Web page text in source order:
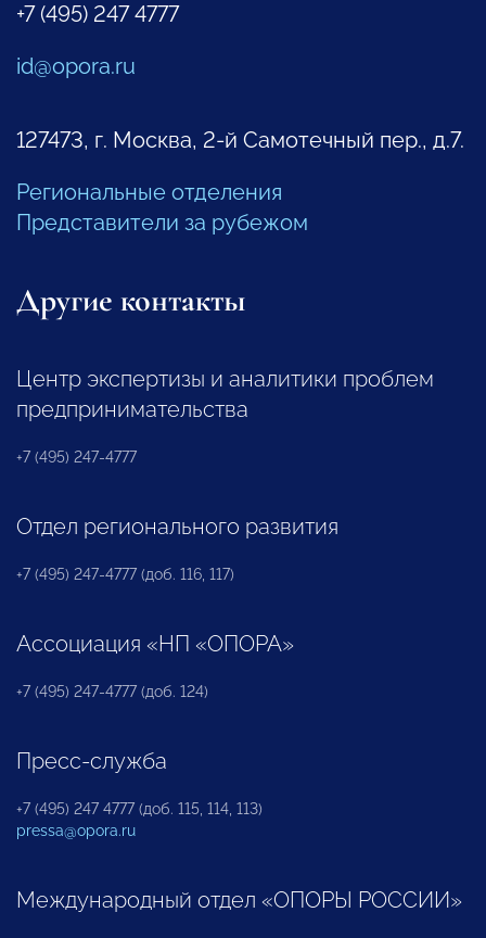
+7 (495) 247 4777
id@opora.ru
127473, г. Москва, 2-й Самотечный пер., д.7.
Региональные отделения
Представители за рубежом
Другие контакты
Центр экспертизы и аналитики проблем
предпринимательства
+7 (495) 247-4777
Отдел регионального развития
+7 (495) 247-4777 (доб. 116, 117)
Ассоциация «НП «ОПОРА»
+7 (495) 247-4777 (доб. 124)
Пресс-служба
+7 (495) 247 4777 (доб. 115, 114, 113)
pressa@opora.ru
Международный отдел «ОПОРЫ РОССИИ»